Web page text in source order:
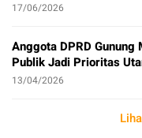
17/06/2026
Anggota DPRD
Publik Jadi Prioritas
13/04/2026